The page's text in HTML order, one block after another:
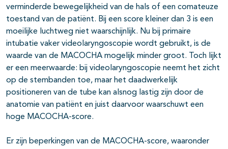
verminderde bewegelijkheid van de hals of een comateuze
toestand van de patiënt. Bij een score kleiner dan 3 is een
moeilijke luchtweg niet waarschijnlijk. Nu bij primaire
intubatie vaker videolaryngoscopie wordt gebruikt, is de
waarde van de MACOCHA mogelijk minder groot. Toch lijkt
er een meerwaarde: bij videolaryngoscopie neemt het zicht
op de stembanden toe, maar het daadwerkelijk
positioneren van de tube kan alsnog lastig zijn door de
anatomie van patiënt en juist daarvoor waarschuwt een
hoge MACOCHA-score.
Er zijn beperkingen van de MACOCHA-score, waaronder